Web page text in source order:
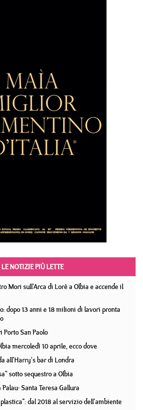
LE NOTIZIE PIÙ LETTE
Mori sull'Arca di Lorè a Olbia e accende il
dopo 13 anni e 18 milioni di lavori pronta
San Paolo
mercoledì 10 aprile, ecco dove
all'Harry's bar di Londra
sotto sequestro a Olbia
Santa Teresa Gallura
dal 2018 al servizio dell'ambiente